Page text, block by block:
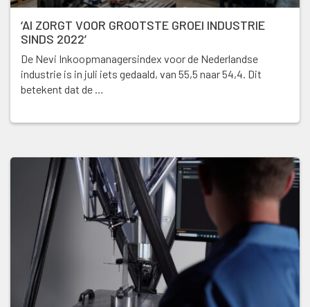
‘AI ZORGT VOOR GROOTSTE GROEI INDUSTRIE
SINDS 2022’
De Nevi Inkoopmanagersindex voor de Nederlandse
industrie is in juli iets gedaald, van 55,5 naar 54,4. Dit
betekent dat de …